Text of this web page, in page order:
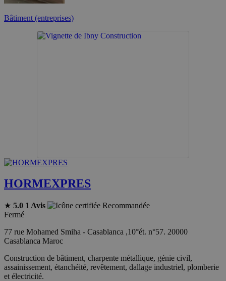
Bâtiment (entreprises)
HORMEXPRES
★ 5.0 1 Avis
Recommandée
Fermé
77 rue Mohamed Smiha - Casablanca ,10°ét. n°57. 20000
Casablanca Maroc
Construction de bâtiment, charpente métallique, génie civil,
assainissement, étanchéité, revêtement, dallage industriel, plomberie
et électricité.